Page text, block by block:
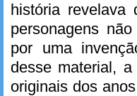
história
personagens
por uma
desse material,
originais dos